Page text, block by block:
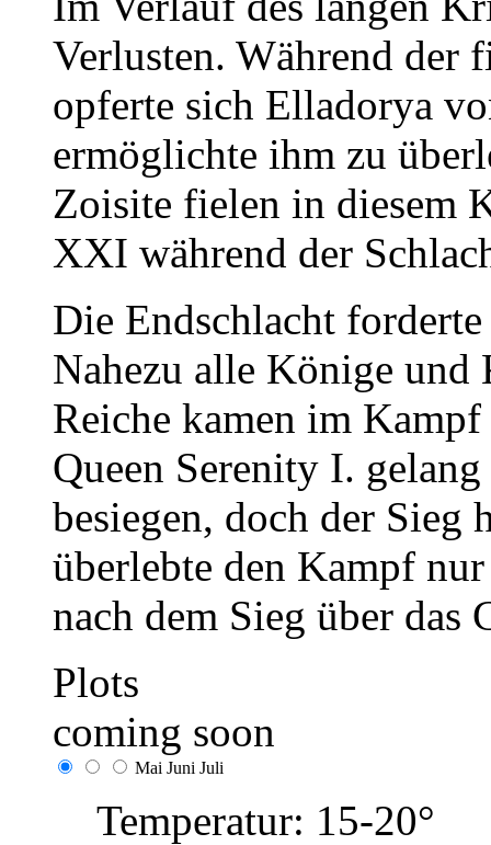
Verlusten. Während der
opferte sich Elladorya
ermöglichte ihm zu
Zoisite fielen in diesem
XXI während der
Die Endschlacht
Nahezu alle Könige
Reiche kamen im
Queen Serenity I.
besiegen, doch der Sieg
überlebte den Kampf
nach dem Sieg über das
Plots
coming soon
Mai Juni Juli
Temperatur: 15-20°